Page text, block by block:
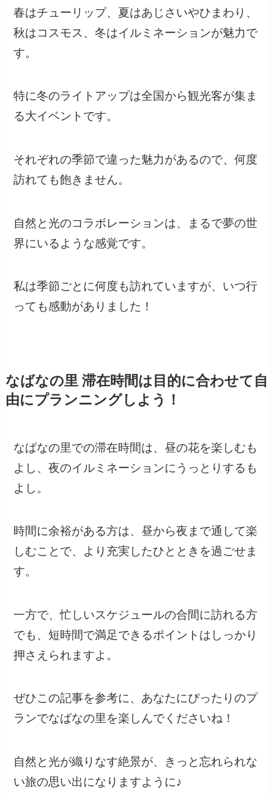
春はチューリップ、夏はあじさいやひまわり、
秋はコスモス、冬はイルミネーションが魅力で
す。
特に冬のライトアップは全国から観光客が集ま
る大イベントです。
それぞれの季節で違った魅力があるので、何度
訪れても飽きません。
自然と光のコラボレーションは、まるで夢の世
界にいるような感覚です。
私は季節ごとに何度も訪れていますが、いつ行
っても感動がありました！
なばなの里 滞在時間は目的に合わせて自
由にプランニングしよう！
なばなの里での滞在時間は、昼の花を楽しむも
よし、夜のイルミネーションにうっとりするも
よし。
時間に余裕がある方は、昼から夜まで通して楽
しむことで、より充実したひとときを過ごせま
す。
一方で、忙しいスケジュールの合間に訪れる方
でも、短時間で満足できるポイントはしっかり
押さえられますよ。
ぜひこの記事を参考に、あなたにぴったりのプ
ランでなばなの里を楽しんでくださいね！
自然と光が織りなす絶景が、きっと忘れられな
い旅の思い出になりますように♪